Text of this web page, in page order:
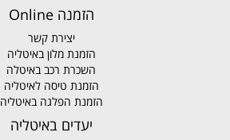
הזמנה Online
יצירת קשר
הזמנת מלון באיטליה
השכרת רכב באיטלה
הזמנת טיסה לאיטליה
הזמנת הפלגה באיטליה
יעדים באיטליה